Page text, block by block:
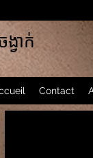
Contact
វាក់